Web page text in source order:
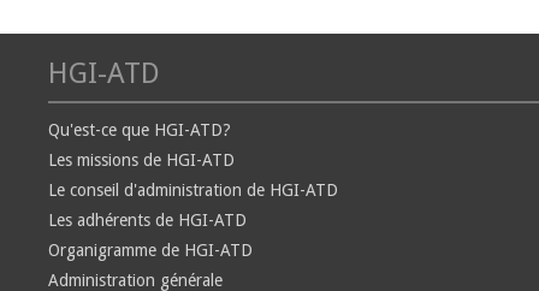
HGI-ATD
Qu'est-ce que HGI-ATD?
Les missions de HGI-ATD
Le conseil d'administration de HGI-ATD
Les adhérents de HGI-ATD
Organigramme de HGI-ATD
Administration générale